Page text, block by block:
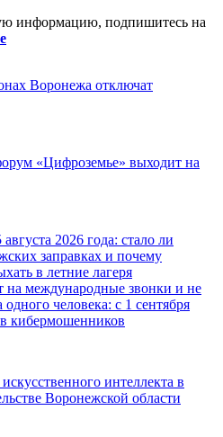
информацию, подпишитесь на
Воронежа отключат
«Цифроземье» выходит на
2026 года: стало ли
заправках и почему
в летние лагеря
на международные звонки и не
человека: с 1 сентября
кибермошенников
интеллекта в
Воронежской области